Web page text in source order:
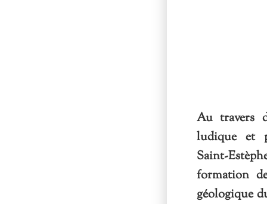
Au travers
ludique et
Saint-
formation
géologique